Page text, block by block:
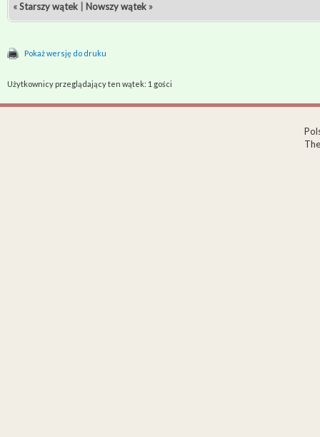
«Starszy wątek Nowszy wątek »
Pokaż wersję do druku
Użytkownicy przeglądający ten wątek: 1 gości